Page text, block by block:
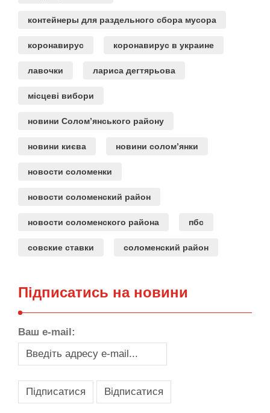
контейнеры для раздельного сбора мусора
коронавирус коронавирус в украине
лавочки лариса дегтярьова
місцеві вибори
новини Солом’янського району
новини києва новини солом’янки
новости соломенки
новости соломенский район
новости соломенского района пбс
совские ставки соломенский район
Підписатись на новини
Ваш e-mail: